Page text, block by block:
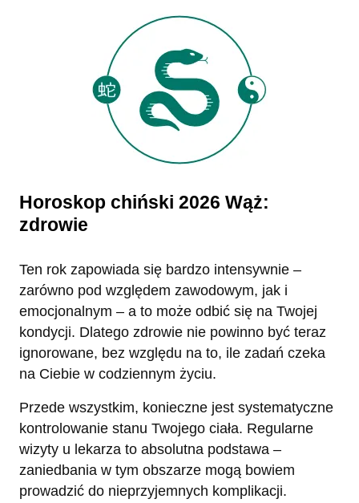
Horoskop chiński 2026 Wąż:
zdrowie
Ten rok zapowiada się bardzo intensywnie –
zarówno pod względem zawodowym, jak i
emocjonalnym – a to może odbić się na Twojej
kondycji. Dlatego zdrowie nie powinno być teraz
ignorowane, bez względu na to, ile zadań czeka
na Ciebie w codziennym życiu.
Przede wszystkim, konieczne jest systematyczne
kontrolowanie stanu Twojego ciała. Regularne
wizyty u lekarza to absolutna podstawa –
zaniedbania w tym obszarze mogą bowiem
prowadzić do nieprzyjemnych komplikacji.